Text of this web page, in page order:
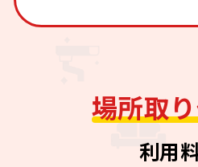
場所取
利用